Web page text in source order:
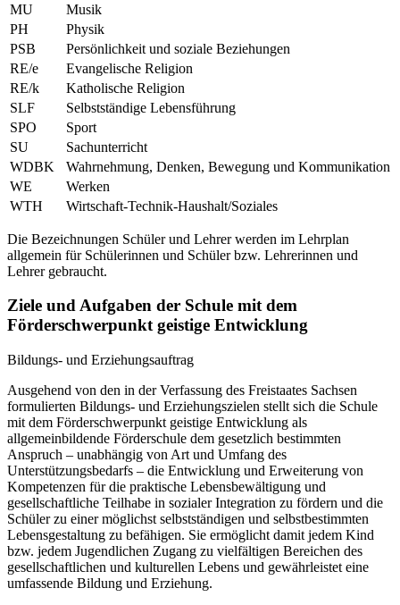
MU
Musik
PH
Physik
PSB
Persönlichkeit und soziale Beziehungen
RE/e
Evangelische Religion
RE/k
Katholische Religion
SLF
Selbstständige Lebensführung
SPO
Sport
SU
Sachunterricht
WDBK
Wahrnehmung, Denken, Bewegung und Kommunikation
WE
Werken
WTH
Wirtschaft-Technik-Haushalt/Soziales
Die Bezeichnungen Schüler und Lehrer werden im Lehrplan
allgemein für Schülerinnen und Schüler bzw. Lehrerinnen und
Lehrer gebraucht.
Ziele und Aufgaben der Schule mit dem
Förderschwerpunkt geistige Entwicklung
Bildungs- und Erziehungsauftrag
Ausgehend von den in der Verfassung des Freistaates Sachsen
formulierten Bildungs- und Erziehungszielen stellt sich die Schule
mit dem Förderschwerpunkt geistige Entwicklung als
allgemeinbildende Förderschule dem gesetzlich bestimmten
Anspruch – unabhängig von Art und Umfang des
Unterstützungsbedarfs – die Entwicklung und Erweiterung von
Kompetenzen für die praktische Lebensbewältigung und
gesellschaftliche Teilhabe in sozialer Integration zu fördern und die
Schüler zu einer möglichst selbstständigen und selbstbestimmten
Lebensgestaltung zu befähigen. Sie ermöglicht damit jedem Kind
bzw. jedem Jugendlichen Zugang zu vielfältigen Bereichen des
gesellschaftlichen und kulturellen Lebens und gewährleistet eine
umfassende Bildung und Erziehung.